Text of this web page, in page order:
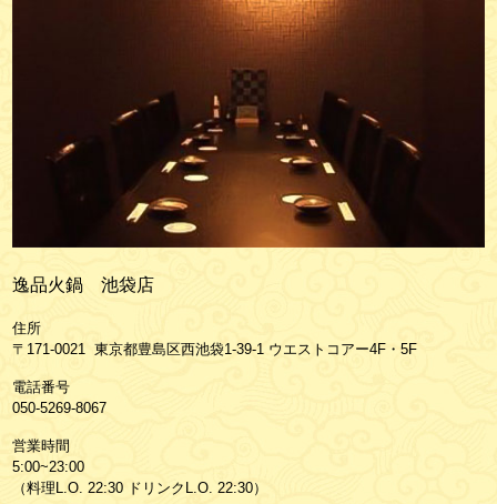
逸品火鍋 池袋店
住所
〒171-0021 東京都豊島区西池袋1-39-1 ウエストコアー4F・5F
電話番号
050-5269-8067
営業時間
5:00~23:00
（料理L.O. 22:30 ドリンクL.O. 22:30）